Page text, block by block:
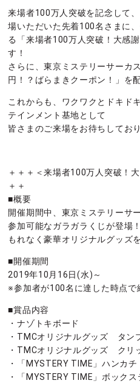
来場者100万人突破を記念して
場いただいた先着100名さまに
る「来場者100万人突破！大感
す！
さらに、東京ミステリーサーカ
円！？ばらまきクーポン！」を
これからも、ワクワクとドキド
テインメント基地として
皆さまのご来場をお待ちしてお
＋＋＋＜来場者100万人突破！
＋＋
■概要
開催期間中、東京ミステリーサ
参加可能なガラガラくじが登場！
もれなく豪華オリジナルグッズ
■開催期間
2019年10月16日(水)～
※参加者が100名に達した時点で
■賞品内容
・ナゾトキボード
・TMCオリジナルグッズ タン
・TMCオリジナルグッズ クリ
・「MYSTERY TIME」ハンカチ
・「MYSTERY TIME」ボック